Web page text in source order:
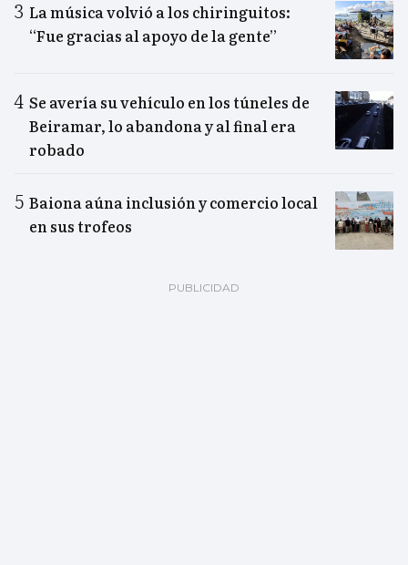
La música volvió a los chiringuitos:
“Fue gracias al apoyo de la gente”
Se avería su vehículo en los túneles de
Beiramar, lo abandona y al final era
robado
Baiona aúna inclusión y comercio local
en sus trofeos